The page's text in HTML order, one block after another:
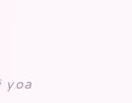
yoa